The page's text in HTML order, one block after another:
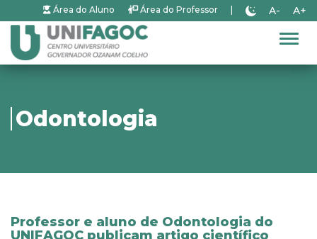
Área do Aluno Área do Professor A- A+
Odontologia
Professor e aluno de Odontologia do
UNIFAGOC publicam artigo científico